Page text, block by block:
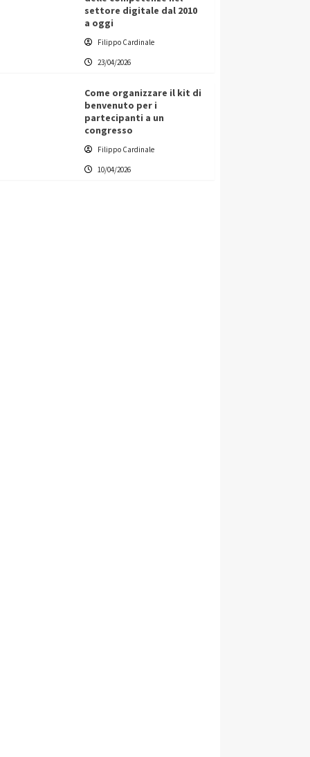
settore digitale dal 2010
a oggi
Filippo Cardinale
23/04/2026
Come organizzare il kit di
benvenuto per i
partecipanti a un
congresso
Filippo Cardinale
10/04/2026